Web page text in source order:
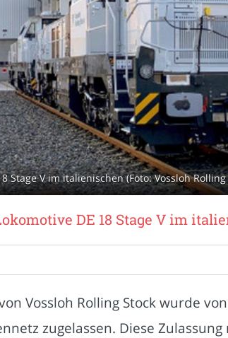
Stage V im italienischen (Foto: Vossloh Rolling
DE 18 Stage V im
Vossloh Rolling Stock wurde
zugelassen. Diese